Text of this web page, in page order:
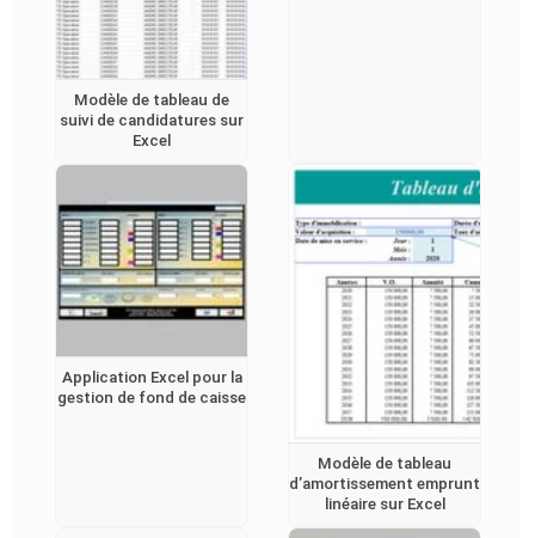
Modèle de tableau de
suivi de candidatures sur
Excel
Application Excel pour la
gestion de fond de caisse
Modèle de tableau
d’amortissement emprunt
linéaire sur Excel